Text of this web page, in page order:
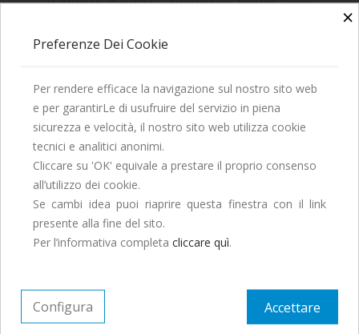
M. MERENDA Dal Greco Ellenistico Al Greco...
×
Preferenze Dei Cookie
Per rendere efficace la navigazione sul nostro sito web
e per garantirLe di usufruire del servizio in piena
sicurezza e velocità, il nostro sito web utilizza cookie
tecnici e analitici anonimi.
Cliccare su 'OK' equivale a prestare il proprio consenso
all’utilizzo dei cookie.
Se cambi idea puoi riaprire questa finestra con il link
presente alla fine del sito.
Per l’informativa completa cliccare quì.
Accettare
Configura
La Società Editrice Dante Alighieri vi augura una
Buona Estate!
Saremo chiusi per tutto il mese di Agosto, ordina
entro il 29 Luglio per ricevere entro fine mese.
Continua ad ordinare, le spedizioni
riprenderanno a Settembre.